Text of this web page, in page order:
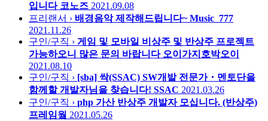
입니다 코노즈 2021.09.08
프리랜서 › 배경음악 제작해드립니다~ Music_777
2021.11.26
구인/구직 › 게임 및 모바일 비상주 및 반상주 프로젝트
가능하오니 많은 문의 바랍니다 오이가지호박오이
2021.08.10
구인/구직 › [sba] 싹(SSAC) SW개발 전문가・멘토단을
함께할 개발자님을 찾습니다! SSAC 2021.03.26
구인/구직 › php 가산 반상주 개발자 모십니다. (반상주)
프레임웤 2021.05.26